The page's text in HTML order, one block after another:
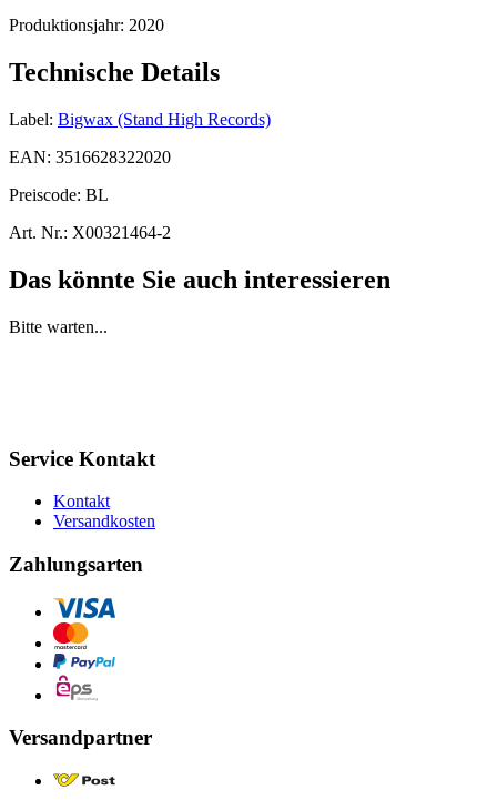
Produktionsjahr: 2020
Technische Details
Label: Bigwax (Stand High Records)
EAN: 3516628322020
Preiscode: BL
Art. Nr.: X00321464-2
Das könnte Sie auch interessieren
Bitte warten...
Service Kontakt
Kontakt
Versandkosten
Zahlungsarten
Versandpartner